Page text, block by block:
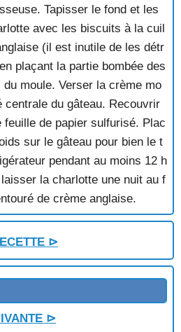
A LA CREOLE
SAISON
AUX CASSIS
ROSEE
GRATINEE
AU GINGEMBRE
Tapisser le fond et les
avec les biscuits à la cuil
(il est inutile de les détr
plaçant la partie bombée des
moule. Verser la crème mo
centrale du gâteau. Recouvrir
de papier sulfurisé. Plac
sur le gâteau pour bien le t
pendant au moins 12 h
la charlotte une nuit au f
de crème anglaise.
⊳
⊳